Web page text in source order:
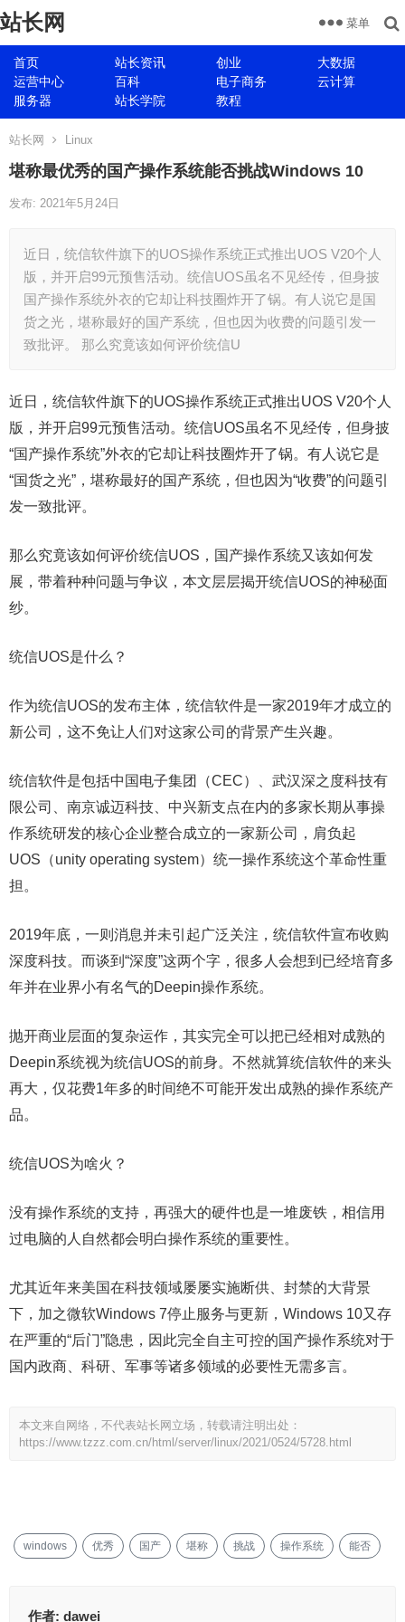
站长网
首页 站长资讯 创业
大数据
运营中心
百科 电子商务
云计算
服务器
站长学院 教程
菜单
站长网 Linux
堪称最优秀的国产操作系统能否挑战Windows 10
发布: 2021年5月24日
近日，统信软件旗下的UOS操作系统正式推出UOS V20个人
版，并开启99元预售活动。统信UOS虽名不见经传，但身披
国产操作系统外衣的它却让科技圈炸开了锅。有人说它是国
货之光，堪称最好的国产系统，但也因为收费的问题引发一
致批评。 那么究竟该如何评价统信U
近日，统信软件旗下的UOS操作系统正式推出UOS V20个人
版，并开启99元预售活动。统信UOS虽名不见经传，但身披
“国产操作系统”外衣的它却让科技圈炸开了锅。有人说它是
“国货之光”，堪称最好的国产系统，但也因为“收费”的问题引
发一致批评。
那么究竟该如何评价统信UOS，国产操作系统又该如何发
展，带着种种问题与争议，本文层层揭开统信UOS的神秘面
纱。
统信UOS是什么？
作为统信UOS的发布主体，统信软件是一家2019年才成立的
新公司，这不免让人们对这家公司的背景产生兴趣。
统信软件是包括中国电子集团（CEC）、武汉深之度科技有
限公司、南京诚迈科技、中兴新支点在内的多家长期从事操
作系统研发的核心企业整合成立的一家新公司，肩负起
UOS（unity operating system）统一操作系统这个革命性重
担。
2019年底，一则消息并未引起广泛关注，统信软件宣布收购
深度科技。而谈到“深度”这两个字，很多人会想到已经培育多
年并在业界小有名气的Deepin操作系统。
抛开商业层面的复杂运作，其实完全可以把已经相对成熟的
Deepin系统视为统信UOS的前身。不然就算统信软件的来头
再大，仅花费1年多的时间绝不可能开发出成熟的操作系统产
品。
统信UOS为啥火？
没有操作系统的支持，再强大的硬件也是一堆废铁，相信用
过电脑的人自然都会明白操作系统的重要性。
尤其近年来美国在科技领域屡屡实施断供、封禁的大背景
下，加之微软Windows 7停止服务与更新，Windows 10又存
在严重的“后门”隐患，因此完全自主可控的国产操作系统对于
国内政商、科研、军事等诸多领域的必要性无需多言。
本文来自网络，不代表站长网立场，转载请注明出处：
https://www.tzzz.com.cn/html/server/linux/2021/0524/5728.html
windows 优秀 国产 堪称 挑战 操作系统 能否
作者: dawei